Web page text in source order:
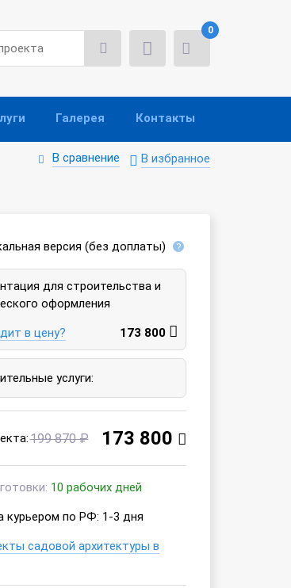
0
Галерея Контакты
В сравнение В избранное
версия (без доплаты)
для строительства и
оформления
в цену? 173 800
услуги:
199 870 ₽ 173 800
10 рабочих дней
курьером по РФ: 1-3 дня
садовой архитектуры в